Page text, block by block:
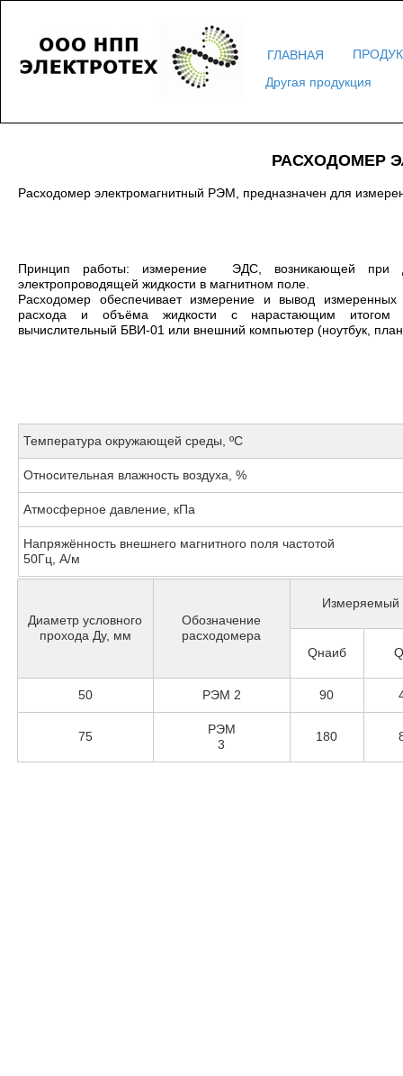
ГЛАВНАЯ
Другая продукция
РАСХОДОМЕР
Расходомер электромагнитный РЭМ, предназначен для
Принцип работы: измерение ЭДС, возникающей при
электропроводящей жидкости в магнитном поле.
Расходомер обеспечивает измерение и вывод измеренных
расхода и объёма жидкости с нарастающим итогом
вычислительный БВИ-01 или внешний компьютер (ноутбук,
Диаметр условного
прохода Ду, мм
Обозначение
расходомера
Измеряемый
Qнаиб
50 РЭМ 2 90
75
РЭМ
3
180
Температура окружающей среды, ºС
Относительная влажность воздуха, %
Атмосферное давление, кПа
Напряжённость внешнего магнитного поля частотой
50Гц, А/м